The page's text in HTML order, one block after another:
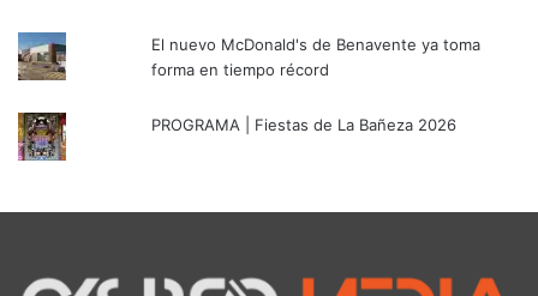
El nuevo McDonald's de Benavente ya toma
forma en tiempo récord
PROGRAMA | Fiestas de La Bañeza 2026